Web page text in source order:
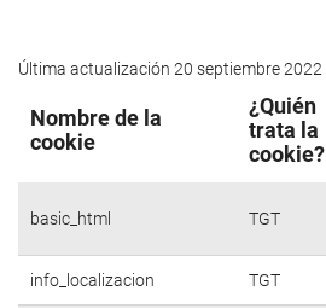
Última actualización 20 septiembre 2022
Nombre de la
cookie
¿Quién
trata la
cookie?
basic_html TGT
info_localizacion TGT